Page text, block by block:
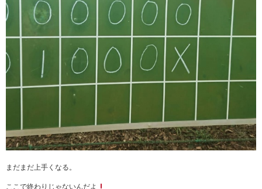
まだまだ上手くなる。
ここで終わりじゃないんだよ